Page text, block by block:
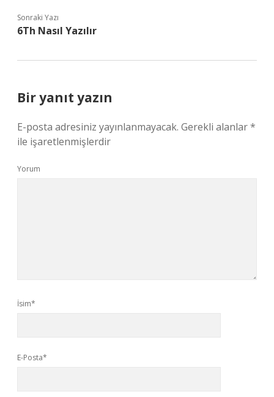
Sonraki Yazı
6Th Nasıl Yazılır
Bir yanıt yazın
E-posta adresiniz yayınlanmayacak. Gerekli alanlar*
ile işaretlenmişlerdir
Yorum
İsim*
E-Posta*